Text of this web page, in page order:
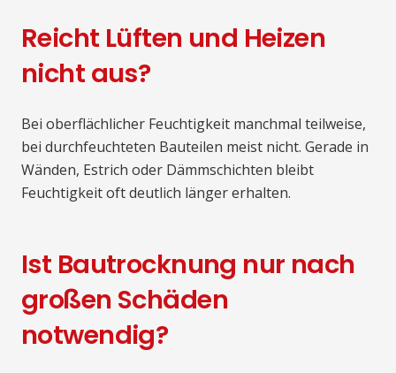
Reicht Lüften und Heizen
nicht aus?
Bei oberflächlicher Feuchtigkeit manchmal teilweise,
bei durchfeuchteten Bauteilen meist nicht. Gerade in
Wänden, Estrich oder Dämmschichten bleibt
Feuchtigkeit oft deutlich länger erhalten.
Ist Bautrocknung nur nach
großen Schäden
notwendig?